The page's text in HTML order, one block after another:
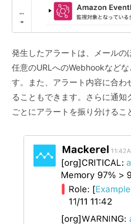
発生したアラートは、メールの
任意のURLへのWebhookなど
す。また、アラート内容に合わ
ることもできます。さらに通
ごとにアラートを振り分けるこ